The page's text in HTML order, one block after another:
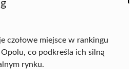
czołowe miejsce w rankingu
co podkreśla ich silną
rynku.